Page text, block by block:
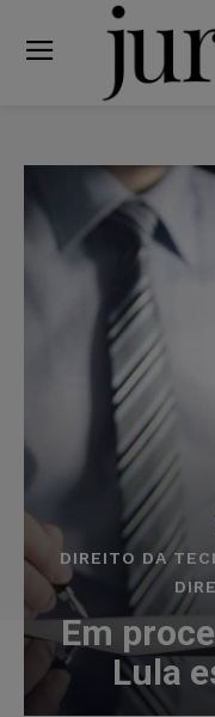
DIREITO DA
Em
Lula